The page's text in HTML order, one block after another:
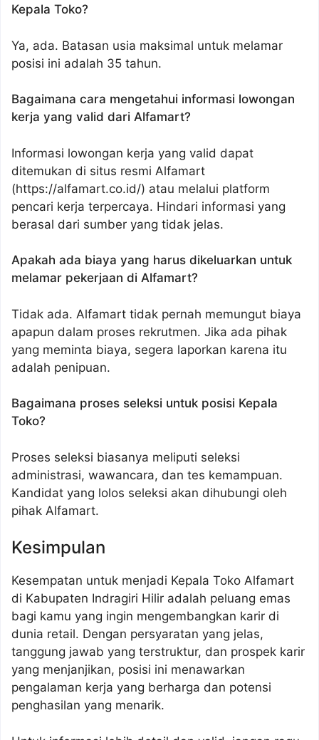
Kepala Toko?
Ya, ada. Batasan usia maksimal untuk melamar
posisi ini adalah 35 tahun.
Bagaimana cara mengetahui informasi lowongan
kerja yang valid dari Alfamart?
Informasi lowongan kerja yang valid dapat
ditemukan di situs resmi Alfamart
(https://alfamart.co.id/) atau melalui platform
pencari kerja terpercaya. Hindari informasi yang
berasal dari sumber yang tidak jelas.
Apakah ada biaya yang harus dikeluarkan untuk
melamar pekerjaan di Alfamart?
Tidak ada. Alfamart tidak pernah memungut biaya
apapun dalam proses rekrutmen. Jika ada pihak
yang meminta biaya, segera laporkan karena itu
adalah penipuan.
Bagaimana proses seleksi untuk posisi Kepala
Toko?
Proses seleksi biasanya meliputi seleksi
administrasi, wawancara, dan tes kemampuan.
Kandidat yang lolos seleksi akan dihubungi oleh
pihak Alfamart.
Kesimpulan
Kesempatan untuk menjadi Kepala Toko Alfamart
di Kabupaten Indragiri Hilir adalah peluang emas
bagi kamu yang ingin mengembangkan karir di
dunia retail. Dengan persyaratan yang jelas,
tanggung jawab yang terstruktur, dan prospek karir
yang menjanjikan, posisi ini menawarkan
pengalaman kerja yang berharga dan potensi
penghasilan yang menarik.